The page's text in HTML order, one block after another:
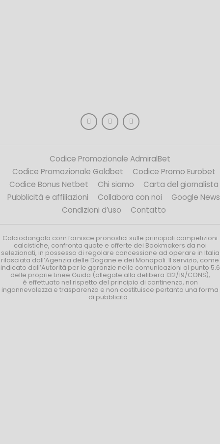
Codice Promozionale AdmiralBet
Codice Promozionale Goldbet
Codice Promo Eurobet
Codice Bonus Netbet
Chi siamo
Carta del giornalista
Pubblicità e affiliazioni
Collabora con noi
Google News
Condizioni d’uso
Contatto
Calciodangolo.com fornisce pronostici sulle principali competizioni
calcistiche, confronta quote e offerte dei Bookmakers da noi
selezionati, in possesso di regolare concessione ad operare in Italia
rilasciata dall’Agenzia delle Dogane e dei Monopoli. Il servizio, come
indicato dall’Autorità per le garanzie nelle comunicazioni al punto 5.6
delle proprie Linee Guida (allegate alla delibera 132/19/CONS),
è effettuato nel rispetto del principio di continenza, non
ingannevolezza e trasparenza e non costituisce pertanto una forma
di pubblicità.